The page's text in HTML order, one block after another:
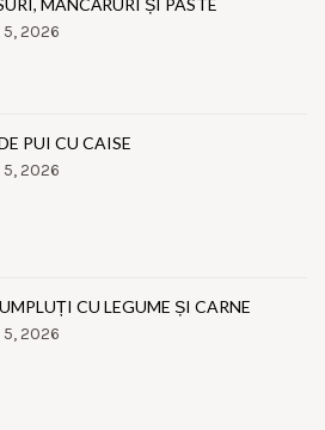
MÂNCĂRURI ȘI PASTE
2026
PUI CU CAISE
2026
CU LEGUME ȘI CARNE
2026